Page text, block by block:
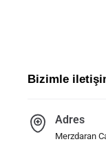
Bizimle
Adres
Merzdaran